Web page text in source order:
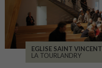
EGLISE SAINT VINCENT
LA TOURLANDRY